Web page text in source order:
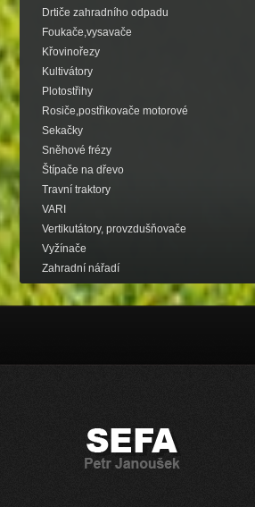
Drtiče zahradního odpadu
Foukače,vysavače
Křovinořezy
Kultivátory
Plotostřihy
Rosiče,postřikovače motorové
Sekačky
Sněhové frézy
Štípače na dřevo
Travní traktory
VARI
Vertikutátory, provzdušňovače
Vyžínače
Zahradní nářadí